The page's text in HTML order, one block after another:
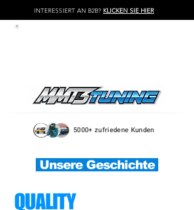
INTERESSIERT AN B2B? KLICKEN SIE HIER
5000+ zufriedene Kunden
Unsere Geschichte